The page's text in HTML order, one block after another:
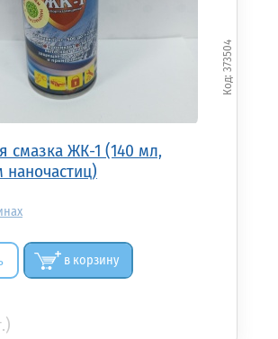
смазка ЖК-1 (140 мл,
наночастиц)
373504
в корзину